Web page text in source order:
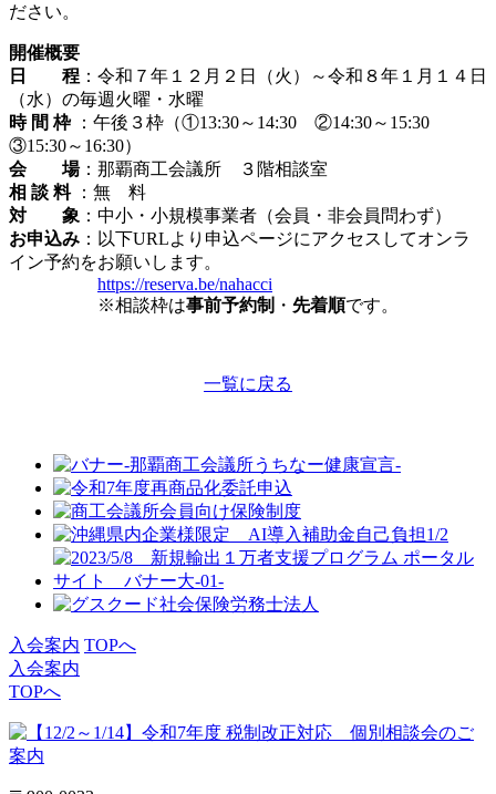
ださい。
開催概要
日 程 ：令和７年１２月２日（火）～令和８年１月１４日
（水）の毎週火曜・水曜
時 間 枠：午後３枠（①13:30～14:30 ②14:30～15:30
③15:30～16:30）
会 場：那覇商工会議所 ３階相談室
相 談 料：無 料
対 象 ：中小・小規模事業者（会員・非会員問わず）
お申込み ：以下URLより申込ページにアクセスしてオンラ
イン予約をお願いします。
https://reserva.be/nahacci
※相談枠は事前予約制 ・ 先着順です。
一覧に戻る
入会案内 TOPへ
入会案内
TOPへ